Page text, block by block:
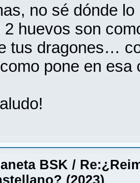
no sé dónde
2 huevos son
tus dragones…
pone en esa
BSK /
(2023)